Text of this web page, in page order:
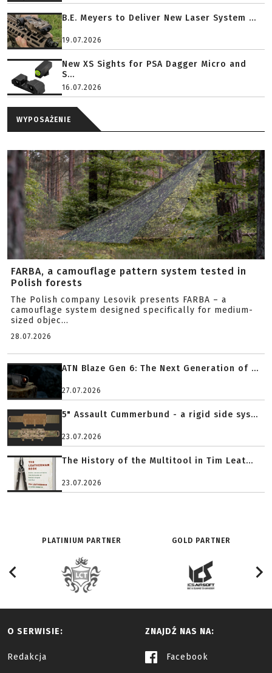
B.E. Meyers to Deliver New Laser System ...
19.07.2026
New XS Sights for PSA Dagger Micro and
S...
16.07.2026
WYPOSAŻENIE
FARBA, a camouflage pattern system tested in
Polish forests
The Polish company Lesovik presents FARBA – a
camouflage system designed specifically for medium-
sized objec...
28.07.2026
ATN Blaze Gen 6: The Next Generation of ...
27.07.2026
5" Assault Cummerbund - a rigid side sys...
23.07.2026
The History of the Multitool in Tim Leat...
23.07.2026
PLATINIUM PARTNER GOLD PARTNER
O SERWISIE:
Redakcja
ZNAJDŹ NAS NA:
Facebook